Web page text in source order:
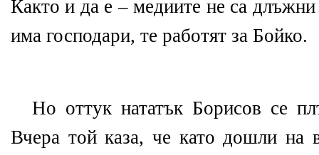
Както и да е – медиите не са длъжни
има господари, те работят за Бойко.
Но оттук нататък Борисов се
Вчера той каза, че като дошли на